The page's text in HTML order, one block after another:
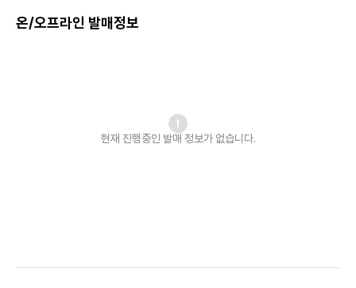
온/오프라인 발매정보
현재 진행중인 발매 정보가 없습니다.